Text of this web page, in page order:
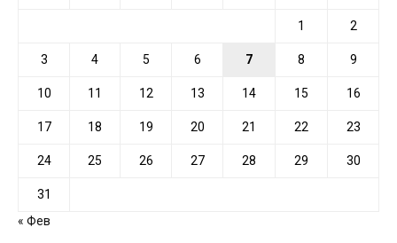
1 2
3 4 5 6 7 8 9
10 11 12 13 14 15 16
17 18 19 20 21 22 23
24 25 26 27 28 29 30
31
« Фев